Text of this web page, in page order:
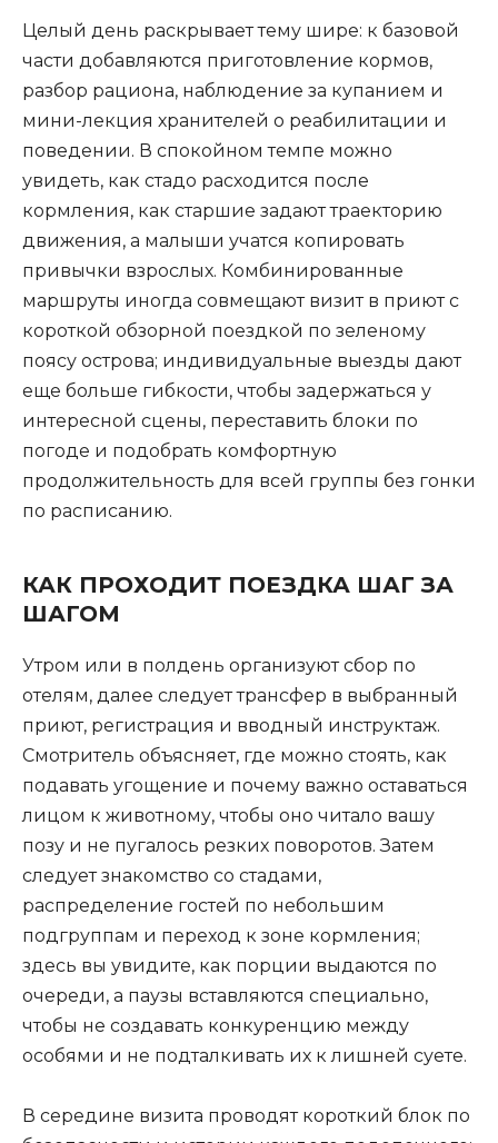
Целый день раскрывает тему шире: к базовой
части добавляются приготовление кормов,
разбор рациона, наблюдение за купанием и
мини-лекция хранителей о реабилитации и
поведении. В спокойном темпе можно
увидеть, как стадо расходится после
кормления, как старшие задают траекторию
движения, а малыши учатся копировать
привычки взрослых. Комбинированные
маршруты иногда совмещают визит в приют с
короткой обзорной поездкой по зеленому
поясу острова; индивидуальные выезды дают
еще больше гибкости, чтобы задержаться у
интересной сцены, переставить блоки по
погоде и подобрать комфортную
продолжительность для всей группы без гонки
по расписанию.
КАК ПРОХОДИТ ПОЕЗДКА ШАГ ЗА
ШАГОМ
Утром или в полдень организуют сбор по
отелям, далее следует трансфер в выбранный
приют, регистрация и вводный инструктаж.
Смотритель объясняет, где можно стоять, как
подавать угощение и почему важно оставаться
лицом к животному, чтобы оно читало вашу
позу и не пугалось резких поворотов. Затем
следует знакомство со стадами,
распределение гостей по небольшим
подгруппам и переход к зоне кормления;
здесь вы увидите, как порции выдаются по
очереди, а паузы вставляются специально,
чтобы не создавать конкуренцию между
особями и не подталкивать их к лишней суете.
В середине визита проводят короткий блок по